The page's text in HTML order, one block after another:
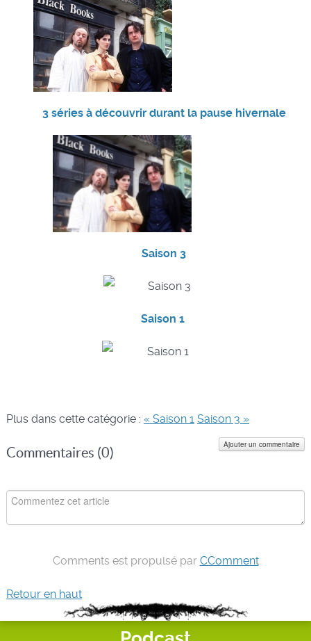
3 séries à découvrir durant la pause hivernale
Saison 3
Saison 1
Plus dans cette catégorie : « Saison 1 Saison 3 »
Commentaires (0)
Ajouter un commentaire
Comments est propulsé par CComment
Retour en haut